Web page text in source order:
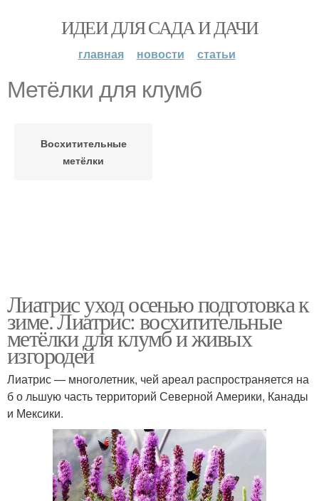
ИДЕИ ДЛЯ САДА И ДАЧИ
главная новости статьи
Метёлки для клумб
Восхитительные
метёлки
Лиатрис уход осенью подготовка к
зиме. Лиатрис: восхитительные
метёлки для клумб и живых
изгородей
Лиатрис — многолетник, чей ареал распространяется на
б о льшую часть территорий Северной Америки, Канады
и Мексики.